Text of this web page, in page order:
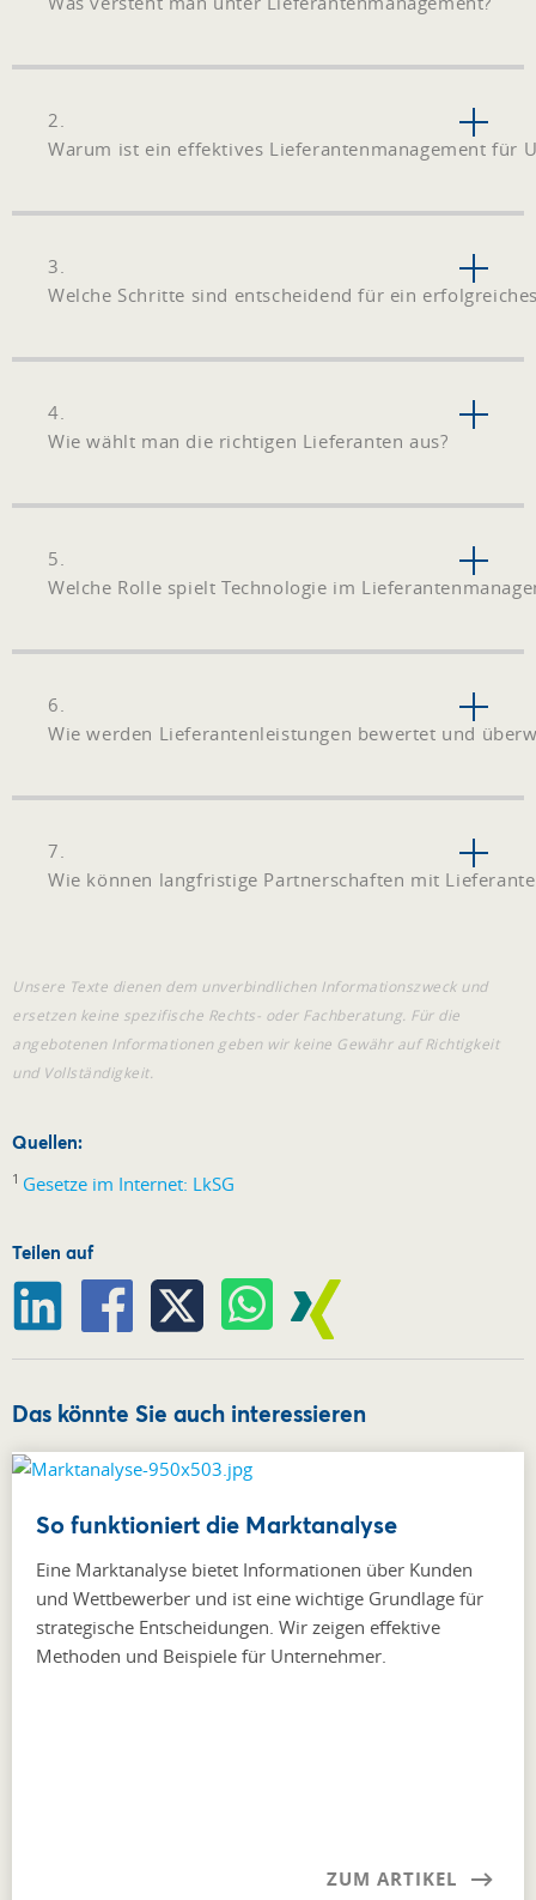
2.
Warum ist ein effektives Lieferantenmanagement für
3.
Welche Schritte sind entscheidend für ein
4.
Wie wählt man die richtigen Lieferanten aus?
5.
Welche Rolle spielt Technologie im
6.
Wie werden Lieferantenleistungen bewertet und
7.
Wie können langfristige Partnerschaften mit
Unsere Texte dienen dem unverbindlichen Informationszweck und
ersetzen keine spezifische Rechts- oder Fachberatung. Für die
angebotenen Informationen geben wir keine Gewähr auf Richtigkeit
und Vollständigkeit.
Quellen:
1 Gesetze im Internet: LkSG
Teilen auf
Das könnte Sie auch interessieren
So funktioniert die Marktanalyse
Eine Marktanalyse bietet Informationen über Kunden
und Wettbewerber und ist eine wichtige Grundlage für
strategische Entscheidungen. Wir zeigen effektive
Methoden und Beispiele für Unternehmer.
ZUM ARTIKEL